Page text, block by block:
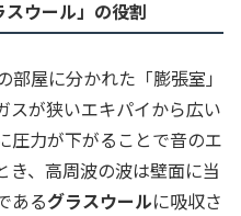
ウール」の役割
屋に分かれた「膨張室」
スが狭いエキパイから広い
圧力が下がることで音のエ
き、高周波の波は壁面に当
あるグラスウールに吸収さ